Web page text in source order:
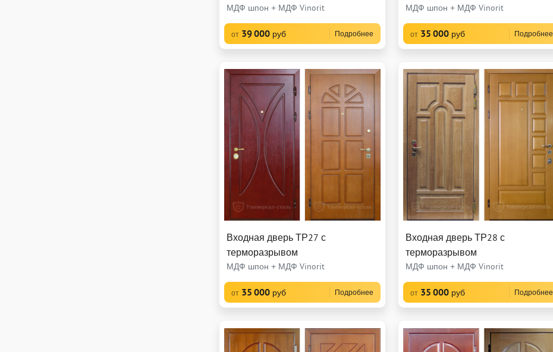
МДФ шпон + МДФ Vinorit
от 39 000 руб Подробнее
МДФ шпон + МДФ Vinorit
от 35 000 руб Подробнее
Входная дверь ТР27 с
терморазрывом
МДФ шпон + МДФ Vinorit
от 35 000 руб Подробнее
Входная дверь ТР28 с
терморазрывом
МДФ шпон + МДФ Vinorit
от 35 000 руб Подробнее